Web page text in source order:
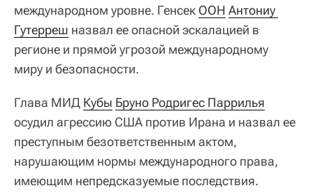
международном уровне. Генсек ООН Антониу
Гутерреш назвал ее опасной эскалацией в
регионе и прямой угрозой международному
миру и безопасности.
Глава МИД Кубы Бруно Родригес Паррилья
осудил агрессию США против Ирана и назвал ее
преступным безответственным актом,
нарушающим нормы международного права,
имеющим непредсказуемые последствия.